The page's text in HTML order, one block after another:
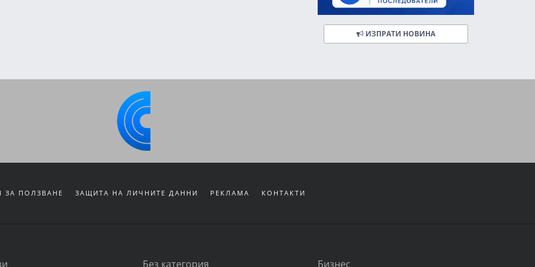
ИЗПРАТИ НОВИНА
ЗА ПОЛЗВАНЕ ЗАЩИТА НА ЛИЧНИТЕ ДАННИ РЕКЛАМА КОНТАКТИ
Без категория Бизнес